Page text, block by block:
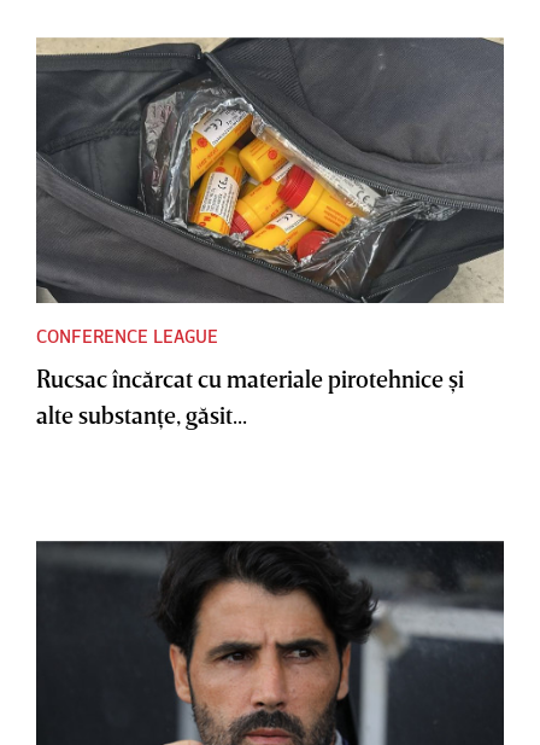
CONFERENCE LEAGUE
Rucsac încărcat cu materiale pirotehnice şi
alte substanţe, găsit...